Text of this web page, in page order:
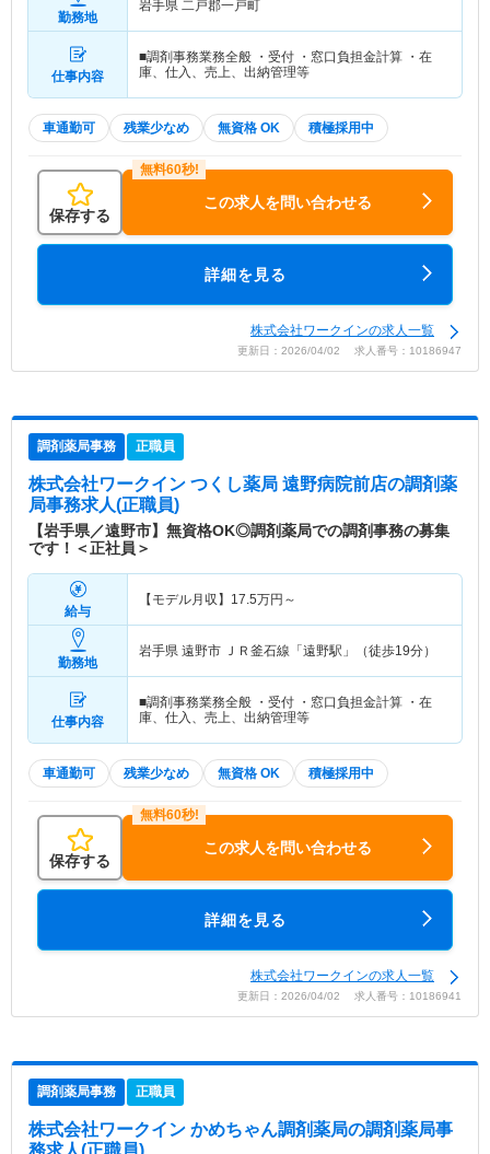
勤務地
岩手県 二戸郡一戸町
仕事内容
■調剤事務業務全般 ・受付 ・窓口負担金計算 ・在
庫、仕入、売上、出納管理等
車通勤可 残業少なめ 無資格 OK 積極採用中
保存する
この求人を問い合わせる
詳細を見る
株式会社ワークインの求人一覧
更新日：2026/04/02 求人番号：10186947
調剤薬局事務 正職員
株式会社ワークイン つくし薬局 遠野病院前店の調剤薬
局事務求人(正職員)
【岩手県／遠野市】無資格OK◎調剤薬局での調剤事務の募集
です！＜正社員＞
給与
【モデル月収】 17.5万円～
勤務地
岩手県 遠野市 ＪＲ釜石線「遠野駅」（徒歩19分）
仕事内容
■調剤事務業務全般 ・受付 ・窓口負担金計算 ・在
庫、仕入、売上、出納管理等
車通勤可 残業少なめ 無資格 OK 積極採用中
保存する
この求人を問い合わせる
詳細を見る
株式会社ワークインの求人一覧
更新日：2026/04/02 求人番号：10186941
調剤薬局事務 正職員
株式会社ワークイン かめちゃん調剤薬局の調剤薬局事
務求人(正職員)